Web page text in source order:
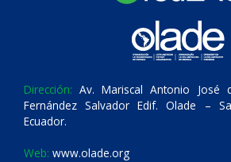
Dirección: Av. Mariscal Antonio José
Fernández Salvador Edif. Olade –
Ecuador.
Web: www.olade.org